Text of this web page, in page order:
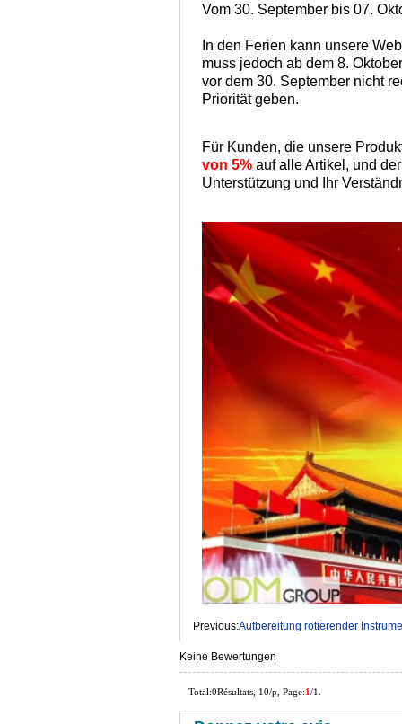
Vom 30. September bis 07.
In den Ferien kann unsere
muss jedoch ab dem 8.
vor dem 30. September nicht
Priorität geben.
Für Kunden, die unsere
von 5% auf alle Artikel, und
Unterstützung und Ihr
Previous:Aufbereitung rotierender
Keine Bewertungen
Total:0Résultats, 10/p, Page:1/1.